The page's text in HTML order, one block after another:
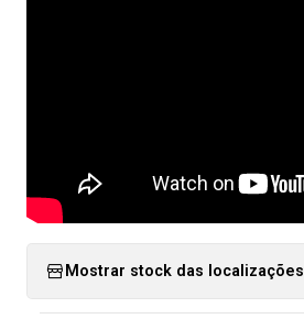
Mostrar stock das localizações